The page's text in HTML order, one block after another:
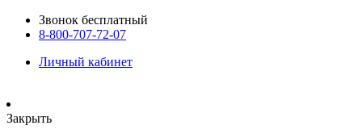
Звонок бесплатный
8-800-707-72-07
Личный кабинет
Закрыть